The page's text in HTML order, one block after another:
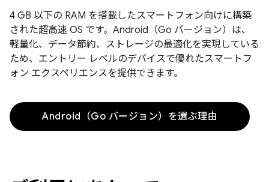
4 GB 以下の RAM を搭載したスマートフォン向けに構築
された超高速 OS です。Android（Go バージョン）は、
軽量化、データ節約、ストレージの最適化を実現している
ため、エントリー レベルのデバイスで優れたスマートフ
ォン エクスペリエンスを提供できます。
Android（Go バージョン）を選ぶ理由